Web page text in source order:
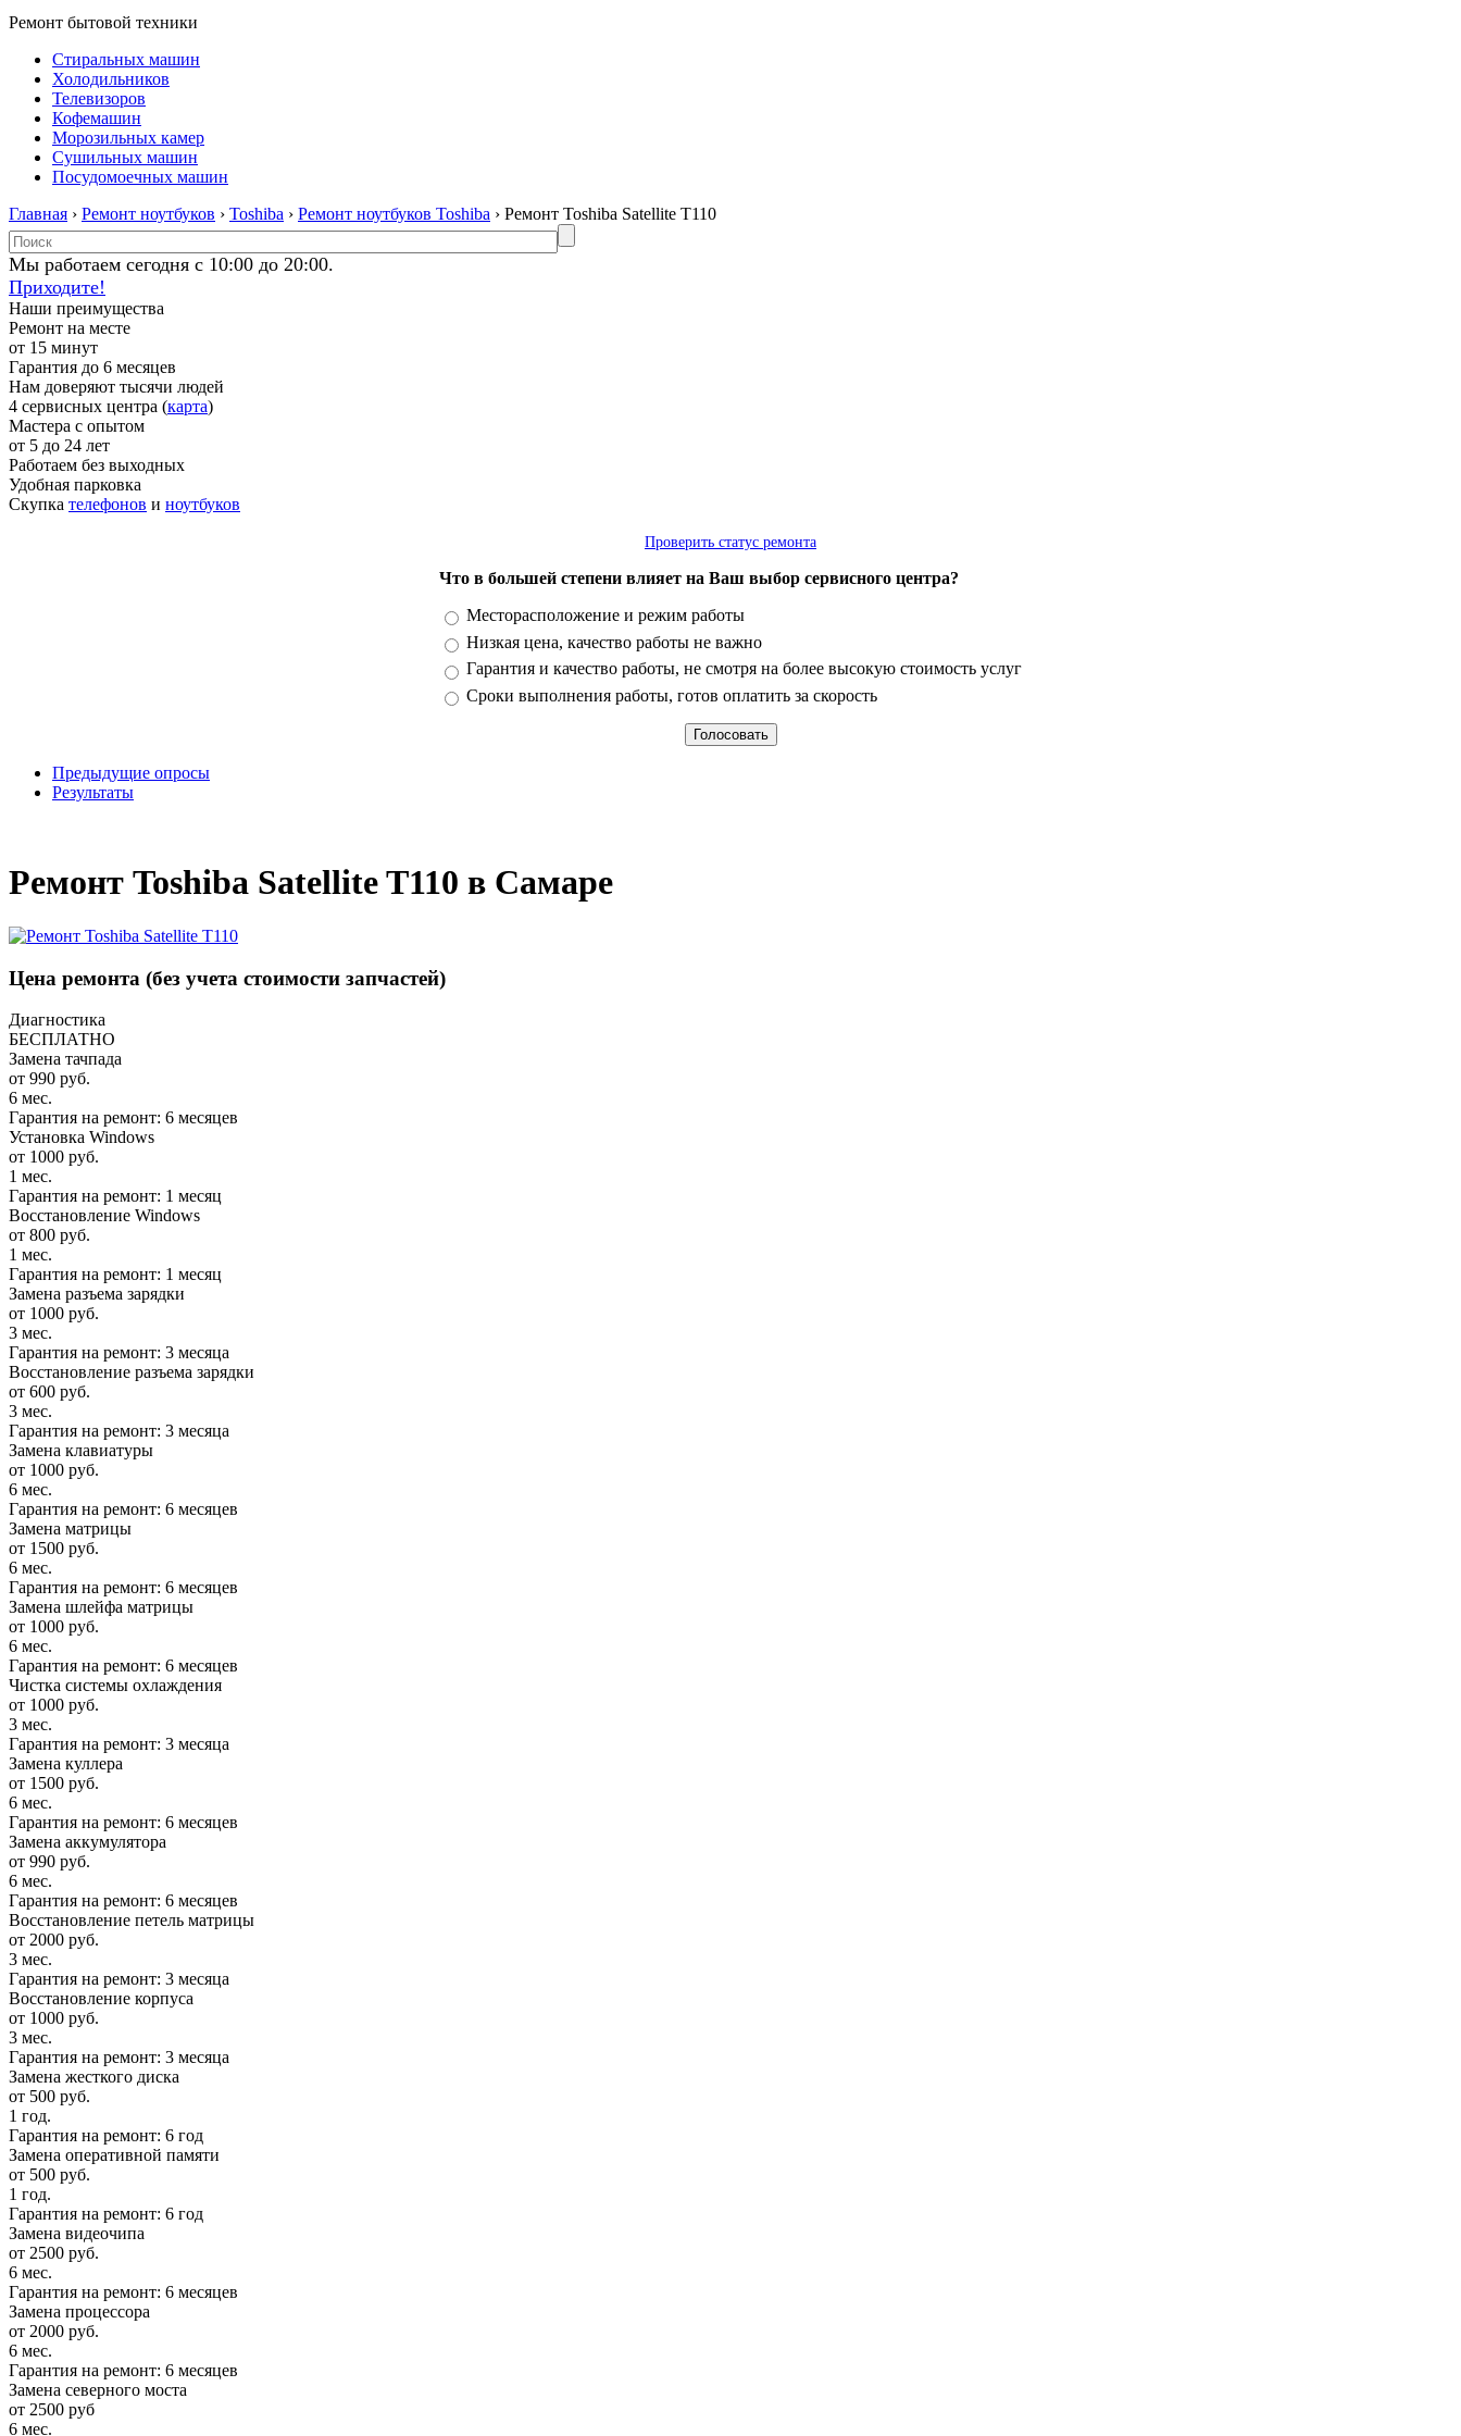
Ремонт бытовой техники
Стиральных машин
Холодильников
Телевизоров
Кофемашин
Морозильных камер
Сушильных машин
Посудомоечных машин
Главная › Ремонт ноутбуков › Toshiba › Ремонт ноутбуков Toshiba › Ремонт Toshiba Satellite T110
Мы работаем сегодня с 10:00 до 20:00.
Приходите!
Наши преимущества
Ремонт на месте
от 15 минут
Гарантия до 6 месяцев
Нам доверяют тысячи людей
4 сервисных центра (карта)
Мастера с опытом
от 5 до 24 лет
Работаем без выходных
Удобная парковка
Скупка телефонов и ноутбуков
Проверить статус ремонта
Что в большей степени влияет на Ваш выбор сервисного центра?
Варианты
Месторасположение и режим работы
Низкая цена, качество работы не важно
Гарантия и качество работы, не смотря на более высокую стоимость услуг
Сроки выполнения работы, готов оплатить за скорость
Предыдущие опросы
Результаты
Ремонт Toshiba Satellite T110 в Самаре
Цена ремонта (без учета стоимости запчастей)
Диагностика
БЕСПЛАТНО
Замена тачпада
от 990 руб.
6 мес.
Гарантия на ремонт: 6 месяцев
Установка Windows
от 1000 руб.
1 мес.
Гарантия на ремонт: 1 месяц
Восстановление Windows
от 800 руб.
1 мес.
Гарантия на ремонт: 1 месяц
Замена разъема зарядки
от 1000 руб.
3 мес.
Гарантия на ремонт: 3 месяца
Восстановление разъема зарядки
от 600 руб.
3 мес.
Гарантия на ремонт: 3 месяца
Замена клавиатуры
от 1000 руб.
6 мес.
Гарантия на ремонт: 6 месяцев
Замена матрицы
от 1500 руб.
6 мес.
Гарантия на ремонт: 6 месяцев
Замена шлейфа матрицы
от 1000 руб.
6 мес.
Гарантия на ремонт: 6 месяцев
Чистка системы охлаждения
от 1000 руб.
3 мес.
Гарантия на ремонт: 3 месяца
Замена куллера
от 1500 руб.
6 мес.
Гарантия на ремонт: 6 месяцев
Замена аккумулятора
от 990 руб.
6 мес.
Гарантия на ремонт: 6 месяцев
Восстановление петель матрицы
от 2000 руб.
3 мес.
Гарантия на ремонт: 3 месяца
Восстановление корпуса
от 1000 руб.
3 мес.
Гарантия на ремонт: 3 месяца
Замена жесткого диска
от 500 руб.
1 год.
Гарантия на ремонт: 6 год
Замена оперативной памяти
от 500 руб.
1 год.
Гарантия на ремонт: 6 год
Замена видеочипа
от 2500 руб.
6 мес.
Гарантия на ремонт: 6 месяцев
Замена процессора
от 2000 руб.
6 мес.
Гарантия на ремонт: 6 месяцев
Замена северного моста
от 2500 руб
6 мес.